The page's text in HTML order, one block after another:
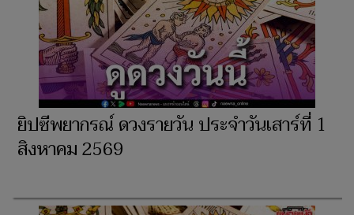
ยิปซีพยากรณ์ ดวงรายวัน ประจำวัน​เสาร์ที่ 1
สิงหาคม 2569